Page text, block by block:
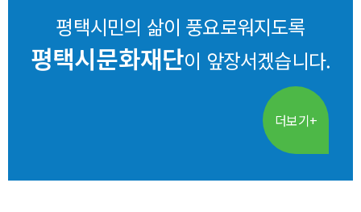
평택시민의 삶이 풍요로워지도록
평택시문화재단이 앞장서겠습니다.
더보기+